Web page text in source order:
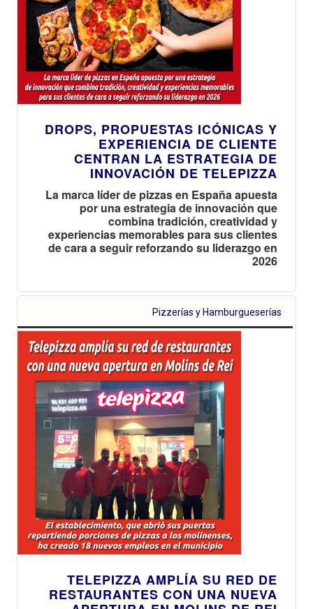
DROPS, PROPUESTAS ICÓNICAS Y
EXPERIENCIA DE CLIENTE
CENTRAN LA ESTRATEGIA DE
INNOVACIÓN DE TELEPIZZA
La marca líder de pizzas en España apuesta
por una estrategia de innovación que
combina tradición, creatividad y
experiencias memorables para sus clientes
de cara a seguir reforzando su liderazgo en
2026
Pizzerías y Hamburgueserías
TELEPIZZA AMPLÍA SU RED DE
RESTAURANTES CON UNA NUEVA